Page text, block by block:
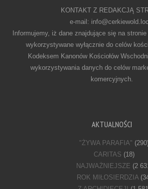
KONTAKT Z REDAKCJĄ
e-mail:
Informujemy, iż dane znajdujące się na
wykorzystywane wyłącznie do celów
Kodeksem Kanonów Kościołów
wykorzystywania danych do celów
komercyjnych.
AKTUALNOŚCI
"ŻYWA PARAFIA"
CARITAS (18)
NAJWAŻNIEJSZE (2
ROK MIŁOSIERDZIA